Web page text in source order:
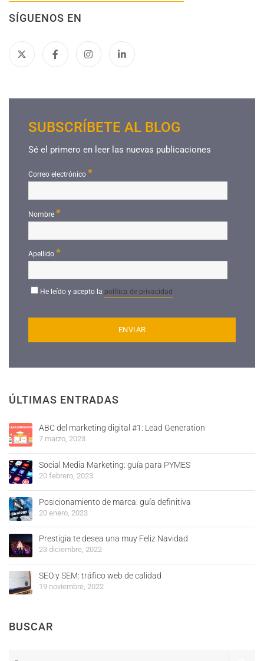
SÍGUENOS EN
SUBSCRÍBETE AL BLOG
Sé el primero en leer las nuevas publicaciones
Correo electrónico *
Nombre*
Apellido *
He leído y acepto la política de privacidad
ÚLTIMAS ENTRADAS
ABC del marketing digital #1: Lead Generation
7 marzo, 2023
Social Media Marketing: guía para PYMES
20 febrero, 2023
Posicionamiento de marca: guía definitiva
20 enero, 2023
Prestigia te desea una muy Feliz Navidad
23 diciembre, 2022
SEO y SEM: tráfico web de calidad
19 noviembre, 2022
BUSCAR